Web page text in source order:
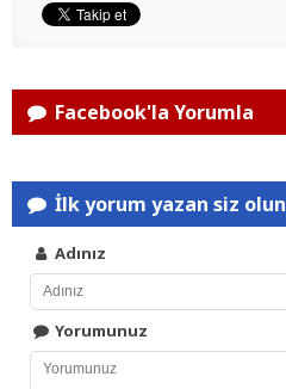
Facebook'la Yorumla
İlk yorum yazan siz olun
Adınız
Yorumunuz